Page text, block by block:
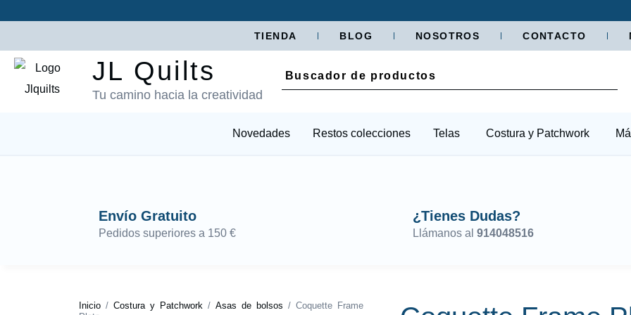
TIENDA BLOG NOSOTROS CONTACTO
JL Quilts
Tu camino hacia la creatividad
Novedades Restos colecciones Telas Costura y Patchwork
Envío Gratuito
Pedidos superiores a 150 €
¿Tienes Dudas?
Llámanos al 914048516
Inicio / Costura y Patchwork / Asas de bolsos / Coquette Frame